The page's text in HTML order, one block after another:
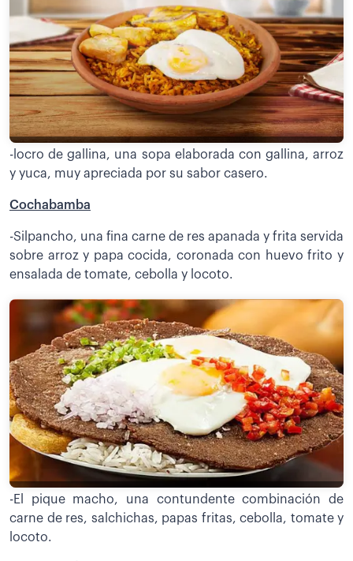
-locro de gallina, una sopa elaborada con gallina, arroz
y yuca, muy apreciada por su sabor casero.
Cochabamba
-Silpancho, una fina carne de res apanada y frita servida
sobre arroz y papa cocida, coronada con huevo frito y
ensalada de tomate, cebolla y locoto.
-El pique macho, una contundente combinación de
carne de res, salchichas, papas fritas, cebolla, tomate y
locoto.